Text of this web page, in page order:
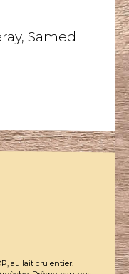
Samedi
au lait cru entier.